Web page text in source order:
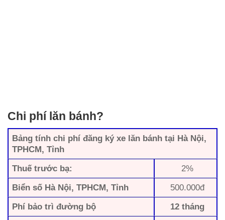
Chi phí lăn bánh?
Bảng tính chi phí đăng ký xe lăn bánh tại Hà Nội,
TPHCM, Tỉnh
Thuế trước bạ:
2%
Biển số Hà Nội, TPHCM, Tỉnh
500.000đ
Phí bảo trì đường bộ
12 tháng